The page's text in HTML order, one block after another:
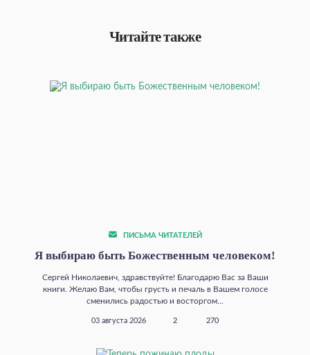
Читайте также
ПИСЬМА ЧИТАТЕЛЕЙ
Я выбираю быть Божественным человеком!
Сергей Николаевич, здравствуйте! Благодарю Вас за Ваши
книги. Желаю Вам, чтобы грусть и печаль в Вашем голосе
сменились радостью и восторгом...
03 августа 2026 2 270